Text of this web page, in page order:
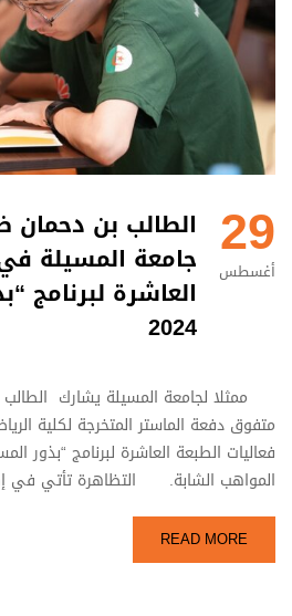
29
أغسطس
الطالب بن دحمان
جامعة المسيلة
العاشرة لبرنامج
2024
ممثلا لجامعة المسيلة يشارك
متفوق دفعة الماستر المتخرجة لكلية
المواهب الشابة. التظاهرة تأتي في
READ MORE